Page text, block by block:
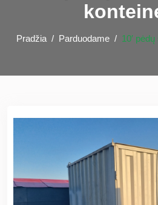
Pradžia Parduodame 10′